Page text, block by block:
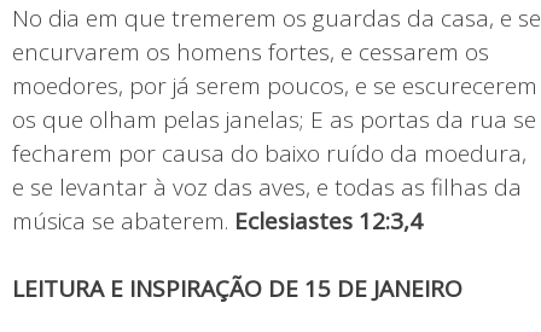
No dia em que tremerem os guardas da casa, e se
encurvarem os homens fortes, e cessarem os
moedores, por já serem poucos, e se escurecerem
os que olham pelas janelas; E as portas da rua se
fecharem por causa do baixo ruído da moedura,
e se levantar à voz das aves, e todas as filhas da
música se abaterem. Eclesiastes 12:3,4
LEITURA E INSPIRAÇÃO DE 15 DE JANEIRO